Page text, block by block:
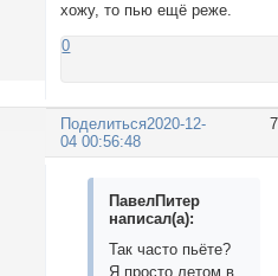
хожу, то пью ещё реже.
0
Поделиться2020-12-
04 00:56:48
ПавелПитер
написал(а):
Так часто пьёте?
Я просто летом в